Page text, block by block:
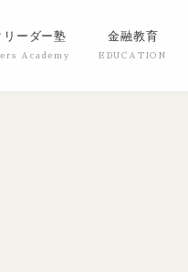
ーダー塾 金融教育